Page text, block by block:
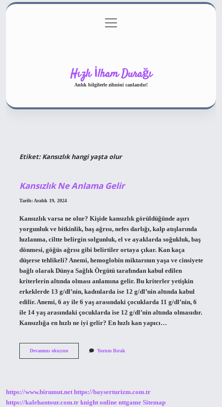
Gizlilik Politikası
menüyü
aç
Hızlı İlham Durağı
Anlık bilgilerle zihnini canlandır!
Etiket:Kansızlık hangi yaşta olur
Kansızlık Ne Anlama Gelir
Tarih: Aralık 19, 2024
Kansızlık varsa ne olur? Kişide kansızlık görüldüğünde aşırı
yorgunluk ve bitkinlik, baş ağrısı, nefes darlığı, kalp atışlarında
hızlanma, ciltte belirgin solgunluk, el ve ayaklarda soğukluk, baş
dönmesi, göğüs ağrısı gibi belirtiler ortaya çıkar. Kan kaça
düşerse tehlikeli? Anemi, hemoglobin miktarının yaşa ve cinsiyete
bağlı olarak Dünya Sağlık Örgütü tarafından kabul edilen
kriterlerin altında olması anlamına gelir. Bu kriterler yetişkin
erkeklerde 13 g/dl’nin, kadınlarda ise 12 g/dl’nin altında kabul
edilir. Anemi, 6 ay ile 6 yaş arasındaki çocuklarda 11 g/dl’nin, 6
ile 14 yaş arasındaki çocuklarda ise 12 g/dl’nin altında olmasıdır.
Kansızlığa en hızlı ne iyi gelir? En hızlı kan yapıcı…
Devamını okuyunKansızlık
Yorum Bırak
https://www.birumut.net https://bayserturizm.com.tr
https://kalehantour.com.tr knight online nttgame Sitemap